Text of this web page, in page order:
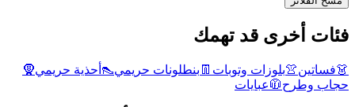
فئات أخرى قد تهمك
👗فساتين👚بلوزات وتوبات 👖 بنطلونات حريمي👠 أحذية حريمي🧕
حجاب وطرح🧥عبايات